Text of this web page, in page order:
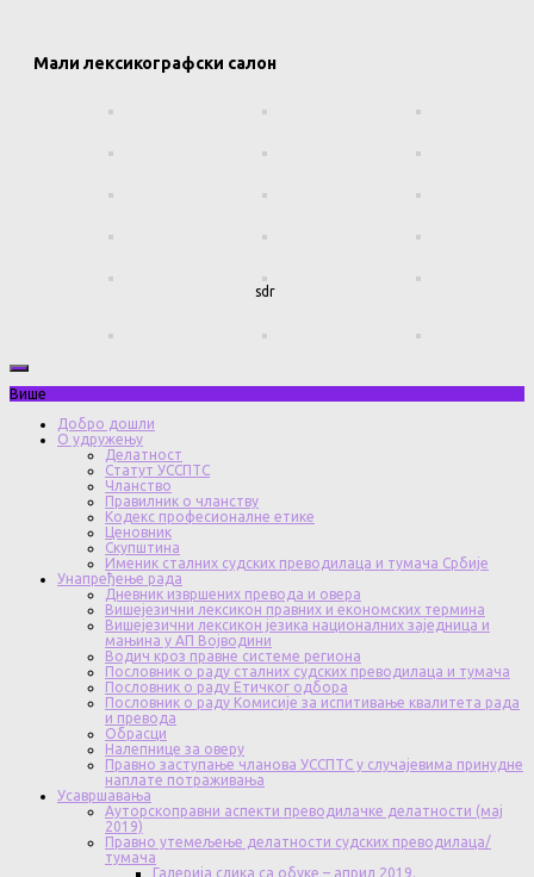
Мали лексикографски салон
sdr
Више
Добро дошли
О удружењу
Делатност
Статут УССПТС
Чланство
Правилник о чланству
Кодекс професионалне етике
Ценовник
Скупштина
Именик сталних судских преводилаца и тумача Србије
Унапређење рада
Дневник извршених превода и овера
Вишејезични лексикон правних и економских термина
Вишејезични лексикон језика националних заједница и
мањина у АП Војводини
Водич кроз правне системе региона
Пословник о раду сталних судских преводилаца и тумача
Пословник о раду Етичког одбора
Пословник о раду Комисије за испитивање квалитета рада
и превода
Обрасци
Налепнице за оверу
Правно заступање чланова УССПТС у случајевима принудне
наплате потраживања
Усавршавања
Ауторскоправни аспекти преводилачке делатности (мај
2019)
Правно утемељење делатности судских преводилаца/
тумача
Галерија слика са обуке – април 2019.